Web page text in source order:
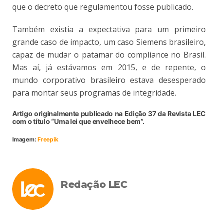
que o decreto que regulamentou fosse publicado.
Também existia a expectativa para um primeiro
grande caso de impacto, um caso Siemens brasileiro,
capaz de mudar o patamar do compliance no Brasil.
Mas aí, já estávamos em 2015, e de repente, o
mundo corporativo brasileiro estava desesperado
para montar seus programas de integridade.
Artigo originalmente publicado na Edição 37 da Revista LEC
com o título “Uma lei que envelhece bem”.
Imagem:Freepik
Redação LEC